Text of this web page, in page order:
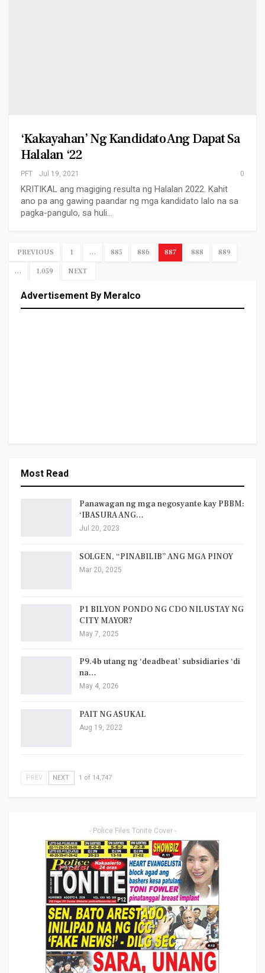
‘Kakayahan’ Ng Kandidato Ang Dapat Sa
Halalan ‘22
PFT Jul 19, 2021 0
KRITIKAL ang magiging resulta ng Halalan 2022. Kahit
ano pa ang gawing paandar ng mga kandidato lalo na sa
pagka-pangulo, sa huli…
PREVIOUS 1 … 885 886 887 888 889
… 1,059 NEXT
Advertisement By Meralco
Most Read
Panawagan ng mga negosyante kay PBBM:
‘IBASURA ANG…
Jul 20, 2023
SOLGEN, “PINABILIB” ANG MGA PINOY
Mar 20, 2025
P1 BILYON PONDO NG CDO NILUSTAY NG
CITY MAYOR?
May 7, 2025
P9.4b utang ng ‘deadbeat’ subsidiaries ‘di
na…
May 4, 2026
PAIT NG ASUKAL
Aug 19, 2022
PREV NEXT 1 of 14,747
- Police Files Tonite Cover -